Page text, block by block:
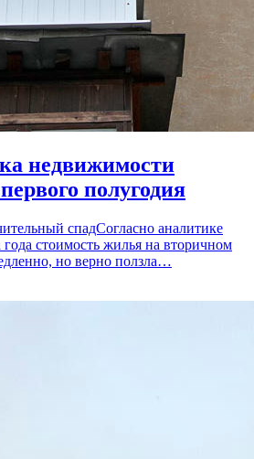
недвижимости
полугодия
спадСогласно аналитике
стоимость жилья на вторичном
но верно ползла…